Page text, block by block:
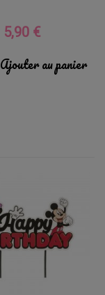
Prix
5,90 €
Ajouter au panier